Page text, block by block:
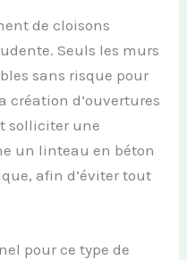
de cloisons
Seuls les murs
sans risque pour
création d’ouvertures
solliciter une
un linteau en béton
afin d’éviter tout
pour ce type de